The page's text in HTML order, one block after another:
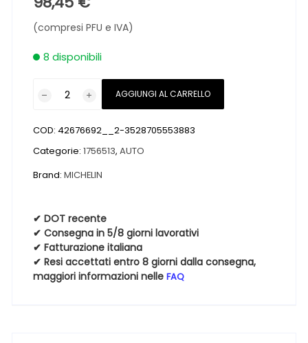
(compresi PFU e IVA)
8 disponibili
PILOT
EXALTO
PE2
13
80T
Estive
quantità
AGGIUNGI AL CARRELLO
COD:42676692__2-3528705553883
Categorie:1756513,AUTO
Brand:MICHELIN
✔ DOT recente
✔ Consegna in 5/8 giorni lavorativi
✔ Fatturazione italiana
✔ Resi accettati entro 8 giorni dalla consegna,
maggiori informazioni nelleFAQ